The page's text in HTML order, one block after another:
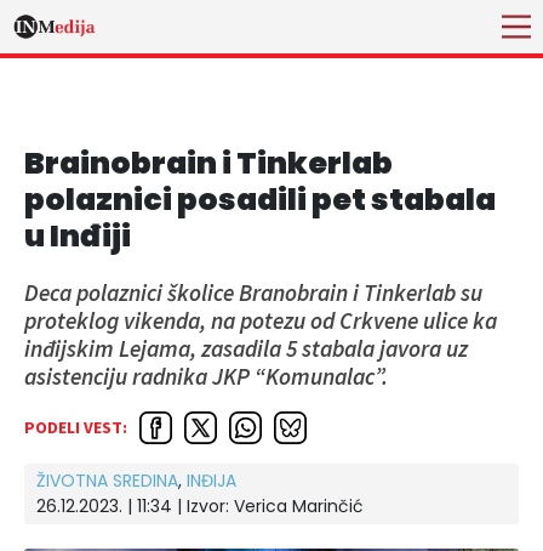
Brainobrain i Tinkerlab
polaznici posadili pet stabala
u Inđiji
Deca polaznici školice Branobrain i Tinkerlab su
proteklog vikenda, na potezu od Crkvene ulice ka
inđijskim Lejama, zasadila 5 stabala javora uz
asistenciju radnika JKP “Komunalac”.
PODELI VEST:
ŽIVOTNA SREDINA, INĐIJA
26.12.2023. | 11:34 | Izvor: Verica Marinčić